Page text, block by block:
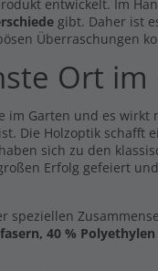
entwickelt. Im
gibt. Daher ist
Überraschungen
Ort im
im Garten und es
Die Holzoptik schafft
sich zu den
Erfolg gefeiert
speziellen
40 % Polyethylen